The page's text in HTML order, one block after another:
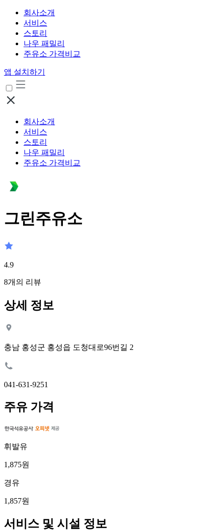
회사소개
서비스
스토리
나우 패밀리
주유소 가격비교
앱 설치하기
회사소개
서비스
스토리
나우 패밀리
주유소 가격비교
그린주유소
4.9
8개의 리뷰
상세 정보
충남 홍성군 홍성읍 도청대로96번길 2
041-631-9251
주유 가격
휘발유
1,875원
경유
1,857원
서비스 및 시설 정보